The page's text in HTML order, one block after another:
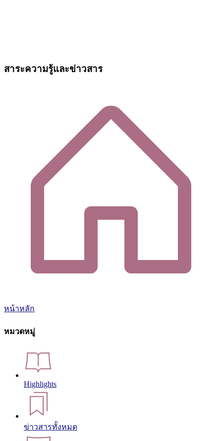
สาระความรู้และข่าวสาร
หน้าหลัก
หมวดหมู่
Highlights
ข่าวสารทั้งหมด